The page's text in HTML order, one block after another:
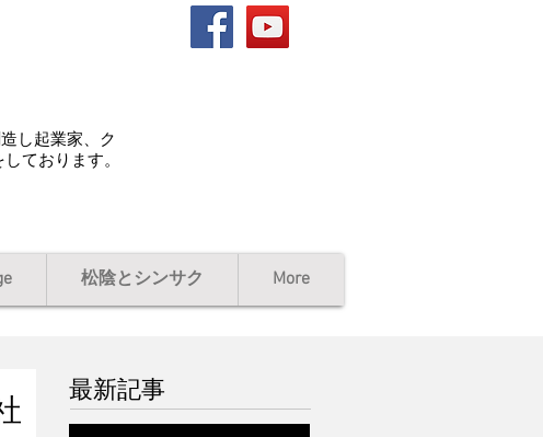
し起業家、ク
ております。
松陰とシンサク More
最新記事